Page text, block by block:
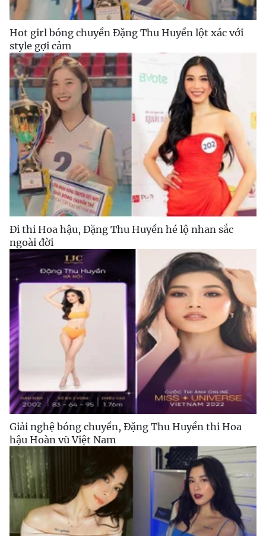
Hot girl bóng chuyền Đặng Thu Huyền lột xác với
style gợi cảm
Đi thi Hoa hậu, Đặng Thu Huyền hé lộ nhan sắc
ngoài đời
Giải nghệ bóng chuyền, Đặng Thu Huyền thi Hoa
hậu Hoàn vũ Việt Nam